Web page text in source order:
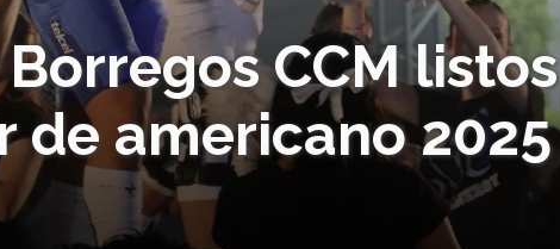
CCM listos
de americano 2025